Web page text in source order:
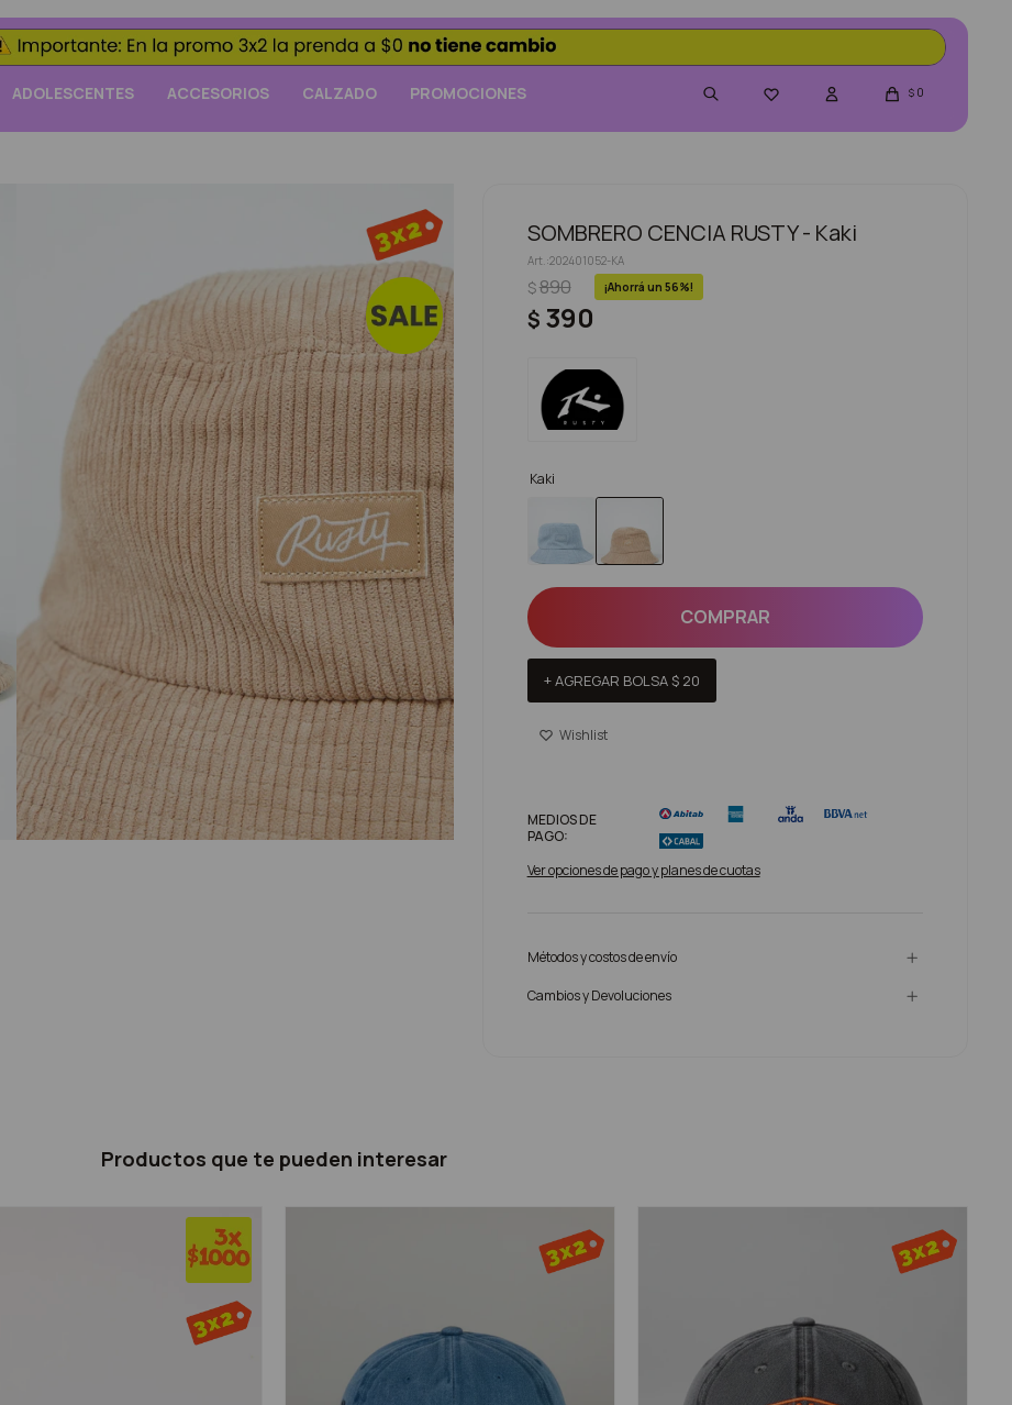
ADOLESCENTES ACCESORIOS CALZADO PROMOCIONES  $ 0
SOMBRERO CENCIA RUSTY - Kaki
202401052-KA
$ 390
$890 56
Kaki
COMPRAR
+ AGREGAR BOLSA$ 20
MEDIOS DE
PAGO:
Ver opciones de pago y planes de cuotas
Métodos y costos de envío
Cambios y Devoluciones
Productos que te pueden interesar